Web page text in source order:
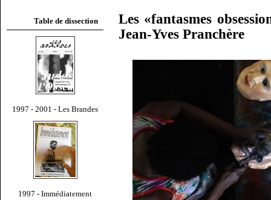
Table de dissection
1997 - 2001 - Les Brandes
1997 - Immédiatement
Les «fantasmes
Jean-Yves Pranchère